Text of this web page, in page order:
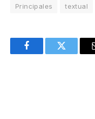
Principales textual
FacebookTwitter